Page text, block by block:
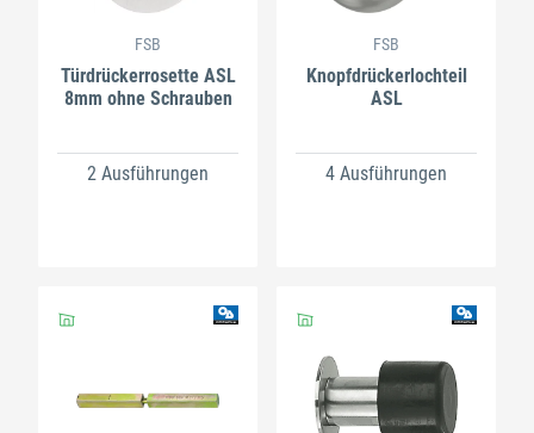
FSB
Türdrückerrosette ASL
8mm ohne Schrauben
2 Ausführungen
FSB
Knopfdrückerlochteil
ASL
4 Ausführungen